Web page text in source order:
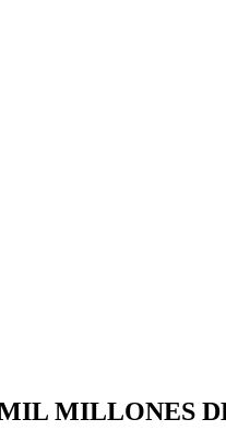
MILLONES